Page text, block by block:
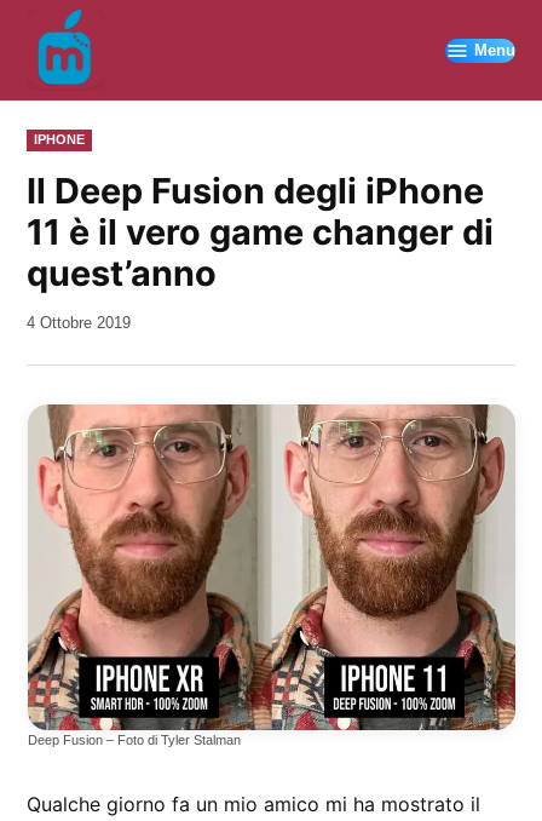
contenuto
Menu
PUBBLICATO
IN
IPHONE
Il Deep Fusion degli iPhone
11 è il vero game changer di
quest’anno
da
4 Ottobre 2019
Deep Fusion – Foto di Tyler Stalman
Qualche giorno fa un mio amico mi ha mostrato il